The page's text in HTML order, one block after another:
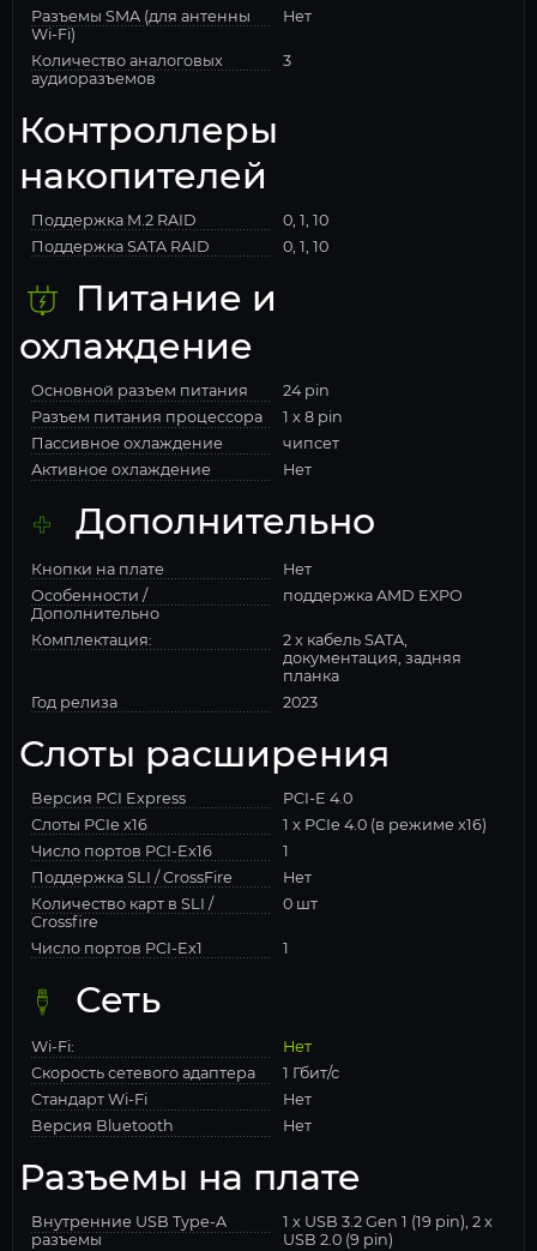
Разъемы SMA (для антенны
Wi-Fi)
Нет
Количество аналоговых
аудиоразъемов
3
Контроллеры
накопителей
Поддержка M.2 RAID
0, 1, 10
Поддержка SATA RAID
0, 1, 10
Питание и
охлаждение
Основной разъем питания
24 pin
Разъем питания процессора
1 x 8 pin
Пассивное охлаждение
чипсет
Активное охлаждение
Нет
Дополнительно
Кнопки на плате
Нет
Особенности /
Дополнительно
поддержка AMD EXPO
Комплектация:
2 x кабель SATA,
документация, задняя
планка
Год релиза
2023
Слоты расширения
Версия PCI Express
PCI-E 4.0
Слоты PCIe x16
1 x PCIe 4.0 (в режиме x16)
Число портов PCI-Ex16
1
Поддержка SLI / CrossFire
Нет
Количество карт в SLI /
Crossfire
0 шт
Число портов PCI-Ex1 1
Сеть
Wi-Fi:
Нет
Скорость сетевого адаптера
1 Гбит/с
Стандарт Wi-Fi
Нет
Версия Bluetooth
Нет
Разъемы на плате
Внутренние USB Type-A
разъемы
1 x USB 3.2 Gen 1 (19 pin), 2 x
USB 2.0 (9 pin)